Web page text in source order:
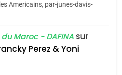
terroir
ravageur – Vanessa
Loya Stauber
Americains, par-junes-davis-
Maroc - DAFINA sur
Perez & Yoni